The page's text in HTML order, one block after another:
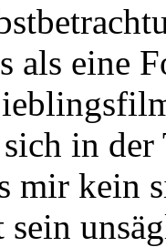
als eine
in der
mir kein